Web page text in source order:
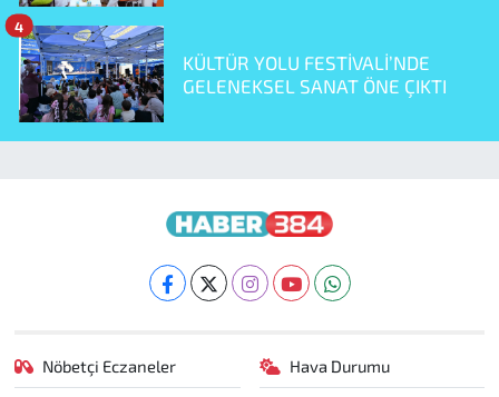
KÜLTÜR YOLU FESTİVALİ’NDE
GELENEKSEL SANAT ÖNE ÇIKTI
4
Nöbetçi Eczaneler Hava Durumu